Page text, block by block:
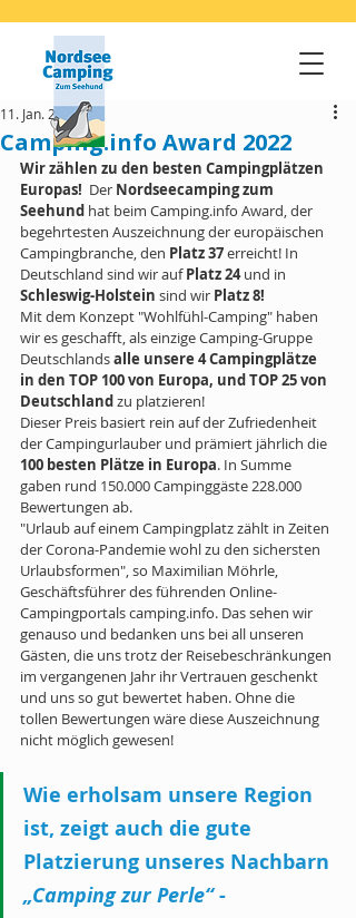
Camping.info Award 2022
11. Jan. 2022
Wir zählen zu den besten Campingplätzen
Europas! Der Nordseecamping zum
Seehund hat beim Camping.info Award, der
begehrtesten Auszeichnung der europäischen
Campingbranche, den Platz 37 erreicht! In
Deutschland sind wir auf Platz 24 und in
Schleswig-Holstein sind wir Platz 8!
Mit dem Konzept "Wohlfühl-Camping" haben
wir es geschafft, als einzige Camping-Gruppe
Deutschlands alle unsere 4 Campingplätze
in den TOP 100 von Europa, und TOP 25 von
Deutschland zu platzieren!
Dieser Preis basiert rein auf der Zufriedenheit
der Campingurlauber und prämiert jährlich die
100 besten Plätze in Europa. In Summe
gaben rund 150.000 Campinggäste 228.000
Bewertungen ab.
"Urlaub auf einem Campingplatz zählt in Zeiten
der Corona-Pandemie wohl zu den sichersten
Urlaubsformen", so Maximilian Möhrle,
Geschäftsführer des führenden Online-
Campingportals camping.info. Das sehen wir
genauso und bedanken uns bei all unseren
Gästen, die uns trotz der Reisebeschränkungen
im vergangenen Jahr ihr Vertrauen geschenkt
und uns so gut bewertet haben. Ohne die
tollen Bewertungen wäre diese Auszeichnung
nicht möglich gewesen!
Wie erholsam unsere Region
ist, zeigt auch die gute
Platzierung unseres Nachbarn
„Camping zur Perle“ -